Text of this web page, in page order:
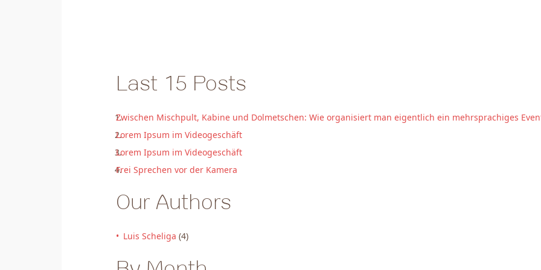
Last 15 Posts
Zwischen Mischpult, Kabine und Dolmetschen: Wie organisiert man eigentlich ein mehrsprachiges
Lorem Ipsum im Videogeschäft
Lorem Ipsum im Videogeschäft
Frei Sprechen vor der Kamera
Our Authors
Luis Scheliga (4)